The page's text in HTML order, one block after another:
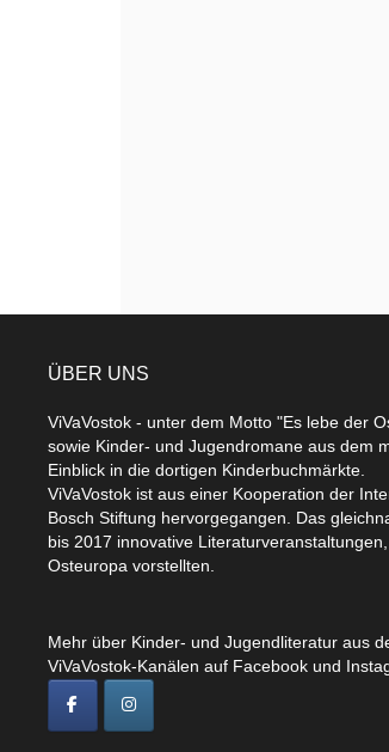
ÜBER UNS
ViVaVostok - unter dem Motto "Es lebe der
sowie Kinder- und Jugendromane aus dem
Einblick in die dortigen Kinderbuchmärkte.
ViVaVostok ist aus einer Kooperation der
Bosch Stiftung hervorgegangen. Das
bis 2017 innovative
Osteuropa vorstellten.
Mehr über Kinder- und Jugendliteratur aus
ViVaVostok-Kanälen auf Facebook und